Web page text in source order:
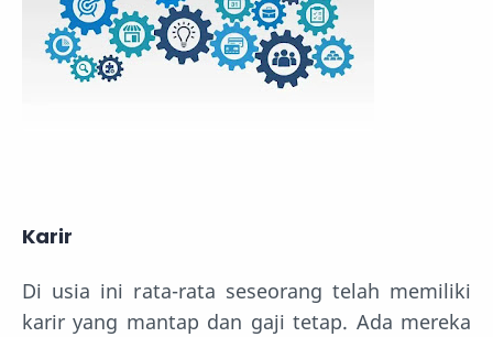
Karir
Di usia ini rata-rata seseorang telah memiliki
karir yang mantap dan gaji tetap. Ada mereka